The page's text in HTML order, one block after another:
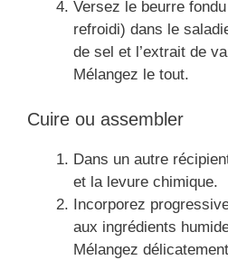
Versez le beurre
refroidi) dans le
de sel et l’extrait de
Mélangez le tout.
Cuire ou assembler
Dans un autre
et la levure chimique.
Incorporez
aux ingrédients
Mélangez